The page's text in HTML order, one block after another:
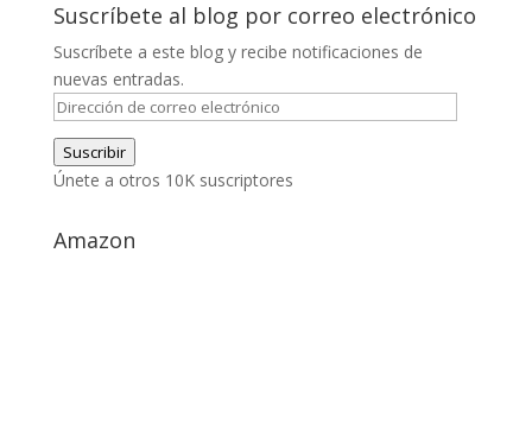
Suscríbete al blog por correo electrónico
Suscríbete a este blog y recibe notificaciones de
nuevas entradas.
Dirección
de
correo
electrónico
Suscribir
Únete a otros 10K suscriptores
Amazon